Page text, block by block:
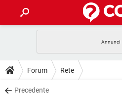
INTRATTENIMENTO
iOS
GUIDE
COVID-19
DOWNLOAD
Forum Rete
Precedente